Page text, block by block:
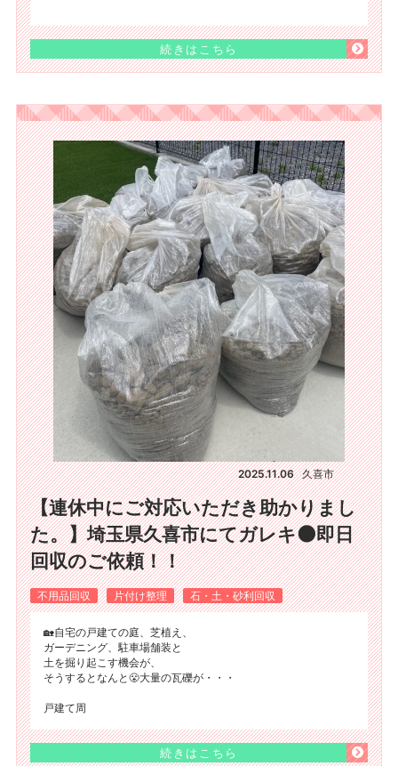
続きはこちら
2025.11.06 久喜市
【連休中にご対応いただき助かりまし
た。】埼玉県久喜市にてガレキ🌑即日
回収のご依頼！！
不用品回収 片付け整理 石・土・砂利回収
🏡自宅の戸建ての庭、芝植え、
ガーデニング、駐車場舗装と
土を掘り起こす機会が、
そうするとなんと😤大量の瓦礫が・・・
戸建て周
続きはこちら